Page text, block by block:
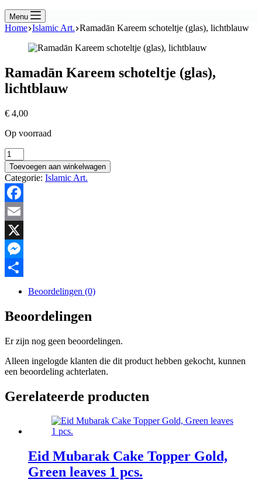
Menu
Home Islamic Art. Ramadān Kareem schoteltje (glas), lichtblauw
Ramadān Kareem schoteltje (glas),
lichtblauw
€ 4,00
Op voorraad
Ramadān
Kareem
schoteltje
(glas),
lichtblauw
hoeveelheid
Toevoegen aan winkelwagen
Categorie: Islamic Art.
Facebook
Email
X
Messenger
Beoordelingen (0)
Beoordelingen
Er zijn nog geen beoordelingen.
Alleen ingelogde klanten die dit product hebben gekocht, kunnen
een beoordeling achterlaten.
Gerelateerde producten
Eid Mubarak Cake Topper Gold,
Green leaves 1 pcs.